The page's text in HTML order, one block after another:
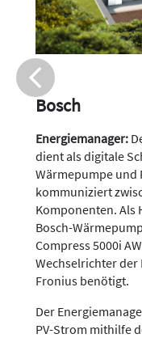
Bosch
Energiemanager:
dient als digitale
Wärmepumpe und
kommuniziert
Komponenten. Als
Bosch-
Compress 5000i
Wechselrichter der
Fronius benötigt.
Der
PV-Strom mithilfe